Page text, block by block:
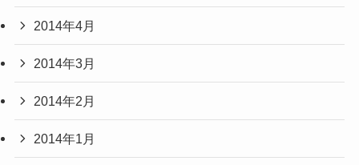
2014年4月
2014年3月
2014年2月
2014年1月